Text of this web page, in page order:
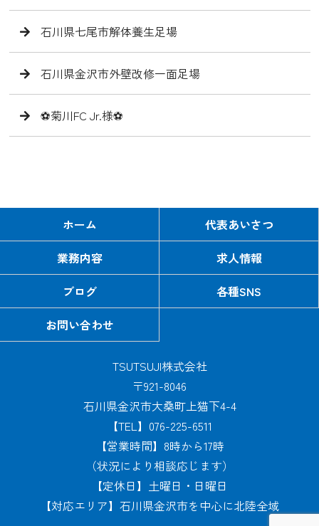
石川県七尾市解体養生足場
石川県金沢市外壁改修一面足場
⚽️菊川FC Jr.様⚽️
ホーム
代表あいさつ
業務内容
求人情報
ブログ
各種SNS
お問い合わせ
TSUTSUJI株式会社
〒921-8046
石川県金沢市大桑町上猫下4-4
【TEL】076-225-6511
【営業時間】8時から17時
（状況により相談応じます）
【定休日】土曜日・日曜日
【対応エリア】石川県金沢市を中心に北陸全域